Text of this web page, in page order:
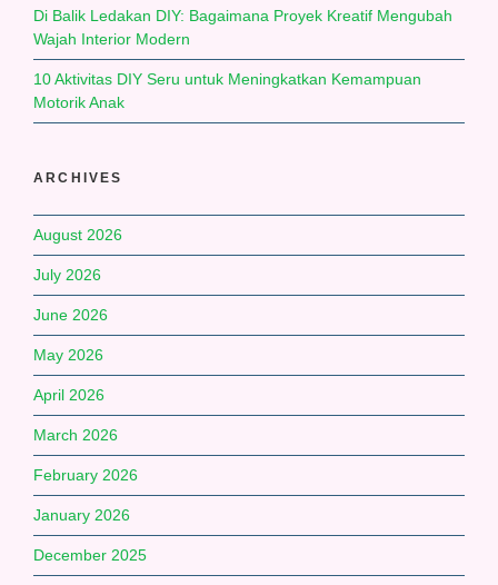
Di Balik Ledakan DIY: Bagaimana Proyek Kreatif Mengubah
Wajah Interior Modern
10 Aktivitas DIY Seru untuk Meningkatkan Kemampuan
Motorik Anak
ARCHIVES
August 2026
July 2026
June 2026
May 2026
April 2026
March 2026
February 2026
January 2026
December 2025